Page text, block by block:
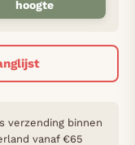
hoogte
verzending binnen
vanaf €65